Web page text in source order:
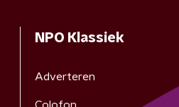
NPO Klassiek
Adverteren
Colofon